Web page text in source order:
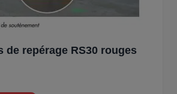
de repérage RS30 rouges